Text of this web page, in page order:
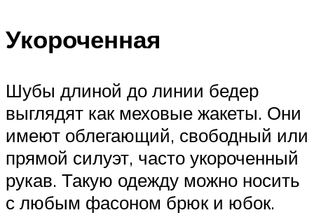
Укороченная
Шубы длиной до линии бедер
выглядят как меховые жакеты. Они
имеют облегающий, свободный или
прямой силуэт, часто укороченный
рукав. Такую одежду можно носить
с любым фасоном брюк и юбок.